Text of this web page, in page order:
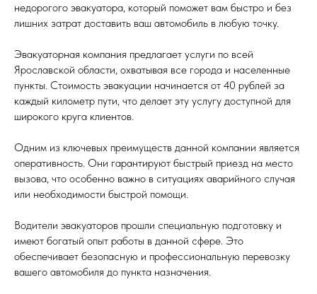
недорогого эвакуатора, который поможет вам быстро и без
лишних затрат доставить ваш автомобиль в любую точку.
Эвакуаторная компания предлагает услуги по всей
Ярославской области, охватывая все города и населенные
пункты. Стоимость эвакуации начинается от 40 рублей за
каждый километр пути, что делает эту услугу доступной для
широкого круга клиентов.
Одним из ключевых преимуществ данной компании является
оперативность. Они гарантируют быстрый приезд на место
вызова, что особенно важно в ситуациях аварийного случая
или необходимости быстрой помощи.
Водители эвакуаторов прошли специальную подготовку и
имеют богатый опыт работы в данной сфере. Это
обеспечивает безопасную и профессиональную перевозку
вашего автомобиля до пункта назначения.